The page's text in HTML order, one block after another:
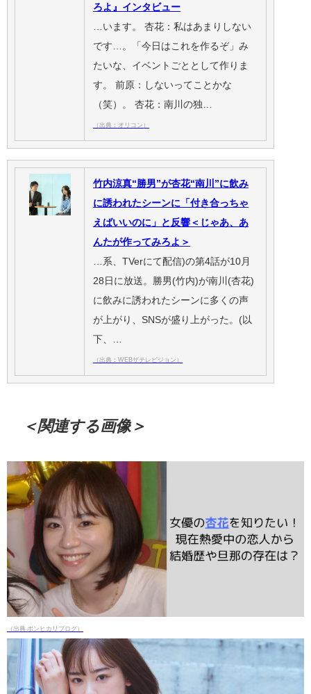
ろよ』インタビュー
…います。 杏花：私はあまりしない
です…。「今日はこれを作るぞ」み
たいな、イベントごととして作りま
す。 前原：しないってことかな
（笑）。 杏花：南川の独…
（出典：オリコン）
竹内涼真“勝男”が杏花“南川”に飲み
に誘われたシーンに「付き合っちゃ
えばいいのに」と反響＜じゃあ、あ
んたが作ってみろよ＞
…系、TVerにて配信)の第4話が10月
28日に放送。勝男(竹内)が南川(杏花)
に飲みに誘われたシーンに多くの声
が上がり、SNSが盛り上がった。(以
下、…
（出典：WEBザテレビジョン）
＜関連する画像＞
（出典 ボンヒカリブログ）